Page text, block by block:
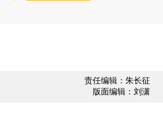
责任编辑：朱长征
版面编辑：刘潇